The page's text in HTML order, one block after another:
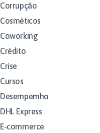
Corrupção
Cosméticos
Coworking
Crédito
Crise
Cursos
Desempemho
DHL Express
E-commerce